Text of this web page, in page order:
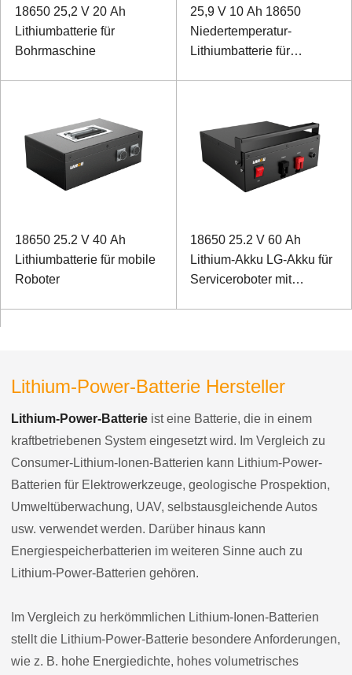
18650 25,2 V 20 Ah
Lithiumbatterie für
Bohrmaschine
25,9 V 10 Ah 18650
Niedertemperatur-
Lithiumbatterie für
18650 25.2 V 40 Ah
Lithiumbatterie für mobile
Roboter
18650 25.2 V 60 Ah
Lithium-Akku LG-Akku für
Serviceroboter mit
Lithium-Power-Batterie Hersteller
Lithium-Power-Batterie ist eine Batterie, die in einem
kraftbetriebenen System eingesetzt wird. Im Vergleich zu
Consumer-Lithium-Ionen-Batterien kann Lithium-Power-
Batterien für Elektrowerkzeuge, geologische Prospektion,
Umweltüberwachung, UAV, selbstausgleichende Autos
usw. verwendet werden. Darüber hinaus kann
Energiespeicherbatterien im weiteren Sinne auch zu
Lithium-Power-Batterien gehören.
Im Vergleich zu herkömmlichen Lithium-Ionen-Batterien
stellt die Lithium-Power-Batterie besondere Anforderungen,
wie z. B. hohe Energiedichte, hohes volumetrisches